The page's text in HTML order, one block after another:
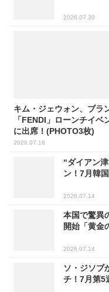
2026.07.30
キム・ジェウォン、ブラ
「FENDI」ローンチイベ
に出席！(PHOTO3枚)
2026.07.16
“ダイアン
ン！7月韓
2026.07.14
本国で驚異
開始「黄金
2026.07.14
ソ・ジソブ
チ！7月第5